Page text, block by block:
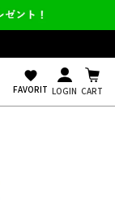
favorite
FAVORIT LOGIN CART